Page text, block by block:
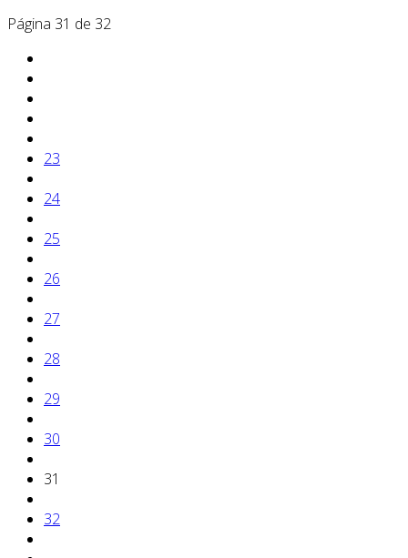
Página 31 de 32
23
24
25
26
27
28
29
30
31
32